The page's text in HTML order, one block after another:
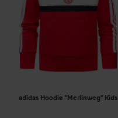
adidas Hoodie "Merlinweg" Kids